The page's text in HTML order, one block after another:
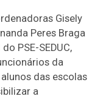
Gisely
Peres Braga
PSE-SEDUC,
da
das escolas
a